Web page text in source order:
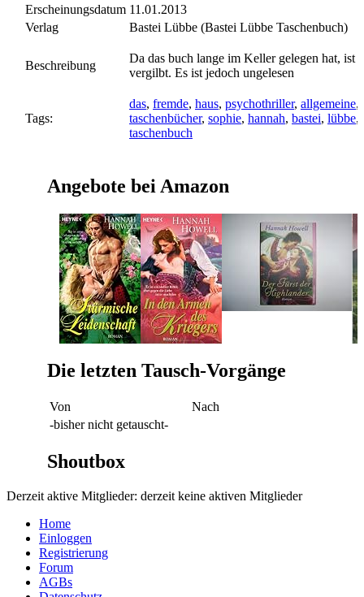
Erscheinungsdatum 11.01.2013
Verlag
Bastei Lübbe (Bastei Lübbe Taschenbuch)
Beschreibung
Da das buch lange im Keller gelegen hat, ist
vergilbt. Es ist jedoch ungelesen
Tags:
das, fremde, haus, psychothriller, allgemeine,
taschenbücher, sophie, hannah, bastei, lübbe,
taschenbuch
Angebote bei Amazon
Die letzten Tausch-Vorgänge
Von
Nach
-bisher nicht getauscht-
Shoutbox
Derzeit aktive Mitglieder: derzeit keine aktiven Mitglieder
Home
Einloggen
Registrierung
Forum
AGBs